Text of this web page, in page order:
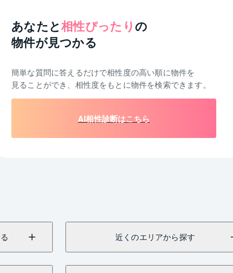
あなたと相性ぴったり の
物件が見つかる
簡単な質問に答えるだけで相性度の高い順に物件を
見ることができ、相性度をもとに物件を検索できます。
AI相性診断はこちら
近くのエリアから探す